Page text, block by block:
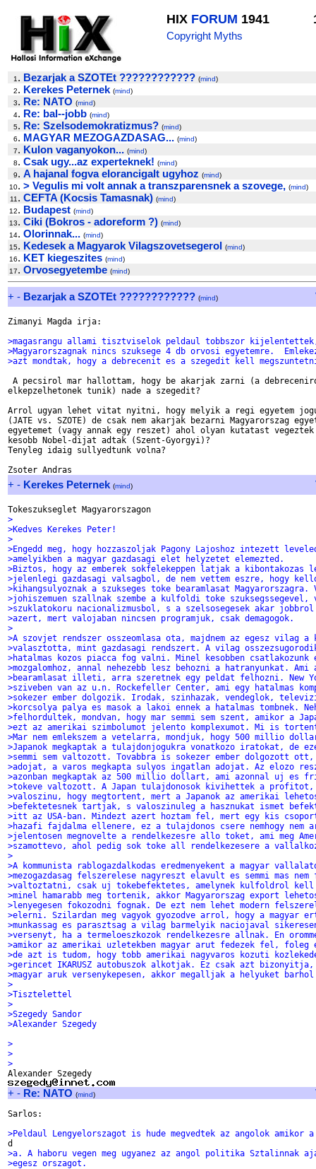
HIX FORUM 1941
Copyright Myths
1 . Bezarjak a SZOTEt ???????????? (mind)
2. Kerekes Peternek (mind)
3. Re: NATO (mind)
4. Re: bal--jobb (mind)
5. Re: Szelsodemokratizmus? (mind)
6. MAGYAR MEZOGAZDASAG... (mind)
7. Kulon vaganyokon... (mind)
8. Csak ugy...az experteknek! (mind)
9. A hajanal fogva elorancigalt ugyhoz (mind)
10. > Vegulis mi volt annak a transzparensnek a szovege, (mind)
11 . CEFTA (Kocsis Tamasnak) (mind)
12. Budapest (mind)
13. Ciki (Bokros - adoreform ?) (mind)
14. Olorinnak... (mind)
15. Kedesek a Magyarok Vilagszovetsegerol (mind)
16. KET kiegeszites (mind)
17. Orvosegyetembe (mind)
+ - Bezarjak a SZOTEt ???????????? (mind)
Zimanyi Magda irja:
>magasrangu allami tisztviselok peldaul tobbszor
>Magyarorszagnak nincs szuksege 4 db orvosi egyetemre.
>azt mondtak, hogy a debrecenit es a szegedit kell
A pecsirol mar hallottam, hogy be akarjak zarni (a
elkepzelhetonek tunik) nade a szegedit?
Arrol ugyan lehet vitat nyitni, hogy melyik a regi egyetem
(JATE vs. SZOTE) de csak nem akarjak bezarni Magyarorszag
egyetemet (vagy annak egy reszet) ahol olyan kutatast
kesobb Nobel-dijat adtak (Szent-Gyorgyi)?
Tenyleg idaig sullyedtunk volna?
+ - Kerekes Peternek (mind)
>
>Kedves Kerekes Peter!
>
>Engedd meg, hogy hozzaszoljak Pagony Lajoshoz intezett
>amelyikben a magyar gazdasagi elet helyzetet elemezted.
>Biztos, hogy az emberek sokfelekeppen latjak a kibontakozas
>jelenlegi gazdasagi valsagbol, de nem vettem eszre, hogy
>kihangsulyoznak a szukseges toke bearamlasat Magyarorszagra.
>johiszemuen szallnak szembe a kulfoldi toke szuksegssegevel,
>szuklatokoru nacionalizmusbol, s a szelsosegesek akar
>azert, mert valojaban nincsen programjuk, csak demagogok.
>
>A szovjet rendszer osszeomlasa ota, majdnem az egesz vilag
>valasztotta, mint gazdasagi rendszert. A vilag
>hatalmas kozos piacca fog valni. Minel kesobben csatlakozunk
>mozgalomhoz, annal nehezebb lesz behozni a hatranyunkat.
>bearamlasat illeti, arra szeretnek egy peldat felhozni. New
>sziveben van az u.n. Rockefeller Center, ami egy hatalmas
>sokezer ember dolgozik. Irodak, szinhazak, vendeglok,
>korcsolya palya es masok a lakoi ennek a hatalmas tombnek.
>felhordultek, mondvan, hogy mar semmi sem szent, amikor a
>ezt az amerikai szimbolumot jelento komplexumot. Mi is
>Mar nem emlekszem a vetelarra, mondjuk, hogy 500 millio
>Japanok megkaptak a tulajdonjogukra vonatkozo iratokat, de
>semmi sem valtozott. Tovabbra is sokezer ember dolgozott
>adojat, a varos megkapta sulyos ingatlan adojat. Az elozo
>azonban megkaptak az 500 millio dollart, ami azonnal uj es
>tokeve valtozott. A Japan tulajdonosok kivihettek a profitot,
>valoszinu, hogy megtortent, mert a Japanok az amerikai
>befektetesnek tartjak, s valoszinuleg a hasznukat ismet
>itt az USA-ban. Mindezt azert hoztam fel, mert egy kis
>hazafi fajdalma ellenere, ez a tulajdonos csere nemhogy nem
>jelentosen megnovelte a rendelkezesre allo toket, ami meg
>szamottevo, ahol pedig sok toke all rendelkezesere a
>
>A kommunista rablogazdalkodas eredmenyekent a magyar
>mezogazdasag felszerelese nagyreszt elavult es semmi mas nem
>valtoztatni, csak uj tokebefektetes, amelynek kulfoldrol kell
>minel hamarabb meg tortenik, akkor Magyarorszag export
>lenyegesen fokozodni fognak. De ezt nem lehet modern
>elerni. Szilardan meg vagyok gyozodve arrol, hogy a magyar
>munkassag es parasztsag a vilag barmelyik naciojaval
>versenyt, ha a termeloeszkozok rendelkezesre allnak. En
>amikor az amerikai uzletekben magyar arut fedezek fel, foleg
>de azt is tudom, hogy tobb amerikai nagyvaros kozuti
>gerincet IKARUSZ autobuszok alkotjak. Ez csak azt bizonyitja,
>magyar aruk versenykepesen, akkor megalljak a helyuket
>
>Tisztelettel
>
>Szegedy Sandor
>Alexander Szegedy
>
>
>
+ - Re: NATO (mind)
Sarlos:
>Peldaul Lengyelorszagot is hude megvedtek az angolok amikor
>a. A haboru vegen meg ugyanez az angol politika Sztalinnak
>egesz orszagot.